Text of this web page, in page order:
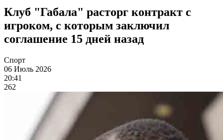
Клуб "Габала" расторг контракт с
игроком, с которым заключил
соглашение 15 дней назад
Спорт
06 Июль 2026
20:41
262